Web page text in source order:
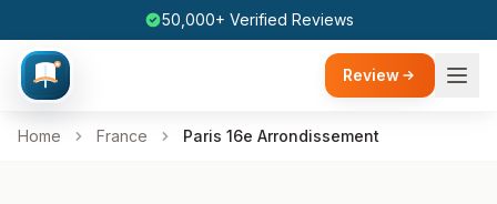
50,000+ Verified Reviews
Review
Home France Paris 16e Arrondissement